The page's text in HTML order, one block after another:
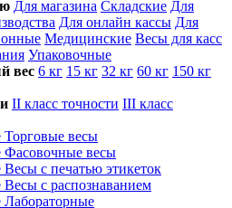
Для магазина Складские Для
Для онлайн кассы Для
Медицинские Весы для касс
Упаковочные
вес 6 кг 15 кг 32 кг 60 кг 150 кг
II класс точности III класс
Торговые весы
Фасовочные весы
Весы с печатью этикеток
Весы с распознаванием
Лабораторные